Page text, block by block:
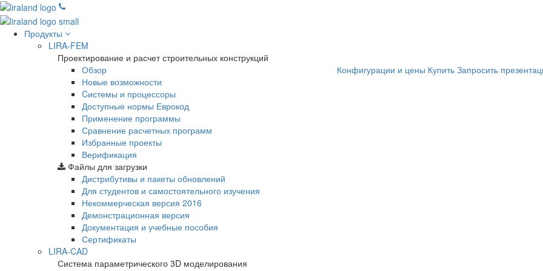
Продукты
LIRA-FEM
Проектирование и расчет строительных конструкций
Обзор
Новые возможности
Cистемы и процессоры
Доступные нормы Еврокод
Применение программы
Сравнение расчетных программ
Избранные проекты
Верификация
Конфигурации и цены Купить Запросить
Файлы для загрузки
Дистрибутивы и пакеты обновлений
Для студентов и самостоятельного изучения
Некоммерческая версия 2016
Демонстрационная версия
Документация и учебные пособия
Сертификаты
LIRA-CAD
Система параметрического 3D моделирования